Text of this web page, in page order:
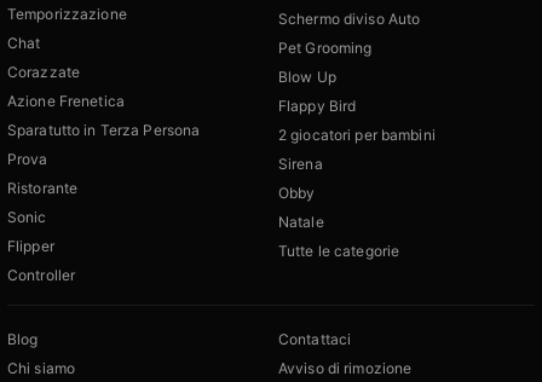
Temporizzazione
Chat
Corazzate
Azione Frenetica
Sparatutto in Terza Persona
Prova
Ristorante
Sonic
Flipper
Controller
Schermo diviso Auto
Pet Grooming
Blow Up
Flappy Bird
2 giocatori per bambini
Sirena
Obby
Natale
Tutte le categorie
Blog
Chi siamo
Contattaci
Avviso di rimozione